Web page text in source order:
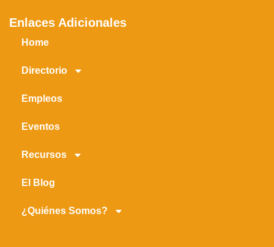
Enlaces Adicionales
Home
Directorio
Empleos
Eventos
Recursos
El Blog
¿Quiénes Somos?